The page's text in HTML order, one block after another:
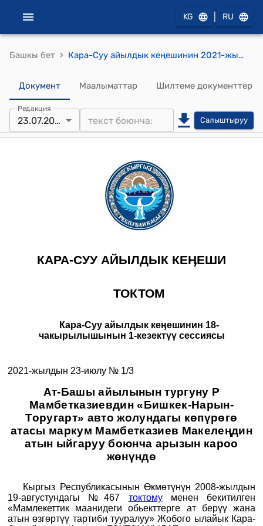
KG RU
Башкы бет › Кара-Суу айылдык кеңешинин 2021-жылдын 23-июлундагы № 1/3 "Ат-Башы айылынын тургуну Р Мамбетказиевдин «Бишкек-Нарын-Торугарт» авто жолундагы көпүрөгө атасы маркум Мамбетказиев Макелеңдин атын ыйгаруу боюнча арызын кароо жөнүндө" токтому
Документ Маалыматтар Шилтеме документтер
Редакция
23.07.2021 Салыштыруу